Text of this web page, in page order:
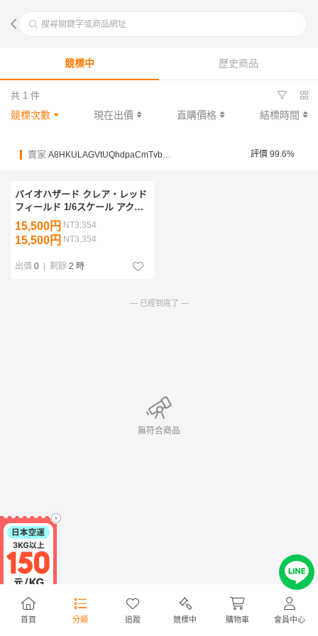
搜尋關鍵字或商品網址
首頁 分類 追蹤 競標中 購物車 會員中心
競標中 歷史商品
共 1 件
競標次數 現在出價 直購價格 結標時間
賣家 A8HKULAGVtUQhdpaCmTvbQC3UZgv5 評價 99.6%
バイオハザード クレア・レッド
フィールド 1/6スケール アクシ
ョンフィギュア カスタム
15,500円 NT3,354
15,500円 NT3,354
出價 0 | 剩餘 2 時
— 已經到底了 —
無符合商品